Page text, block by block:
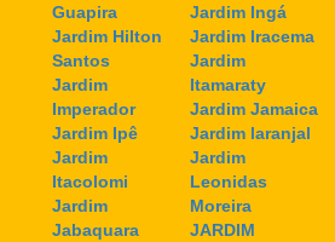
Guapira
Jardim Hilton
Santos
Jardim
Imperador
Jardim Ipê
Jardim
Itacolomi
Jardim
Jabaquara
Jardim Ingá
Jardim Iracema
Jardim
Itamaraty
Jardim Jamaica
Jardim laranjal
Jardim
Leonidas
Moreira
JARDIM